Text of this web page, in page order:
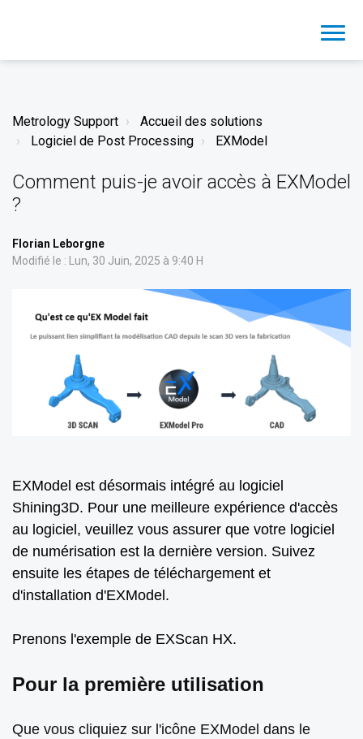
Metrology Support
Accueil des solutions
Logiciel de Post Processing
EXModel
Comment puis-je avoir accès à EXModel
?
Florian Leborgne
Modifié le : Lun, 30 Juin, 2025 à 9:40 H
EXModel est désormais intégré au logiciel
Shining3D. Pour une meilleure expérience d'accès
au logiciel, veuillez vous assurer que votre logiciel
de numérisation est la dernière version. Suivez
ensuite les étapes de téléchargement et
d'installation d'EXModel.
Prenons l'exemple de EXScan HX.
Pour la première utilisation
Que vous cliquiez sur l'icône EXModel dans le